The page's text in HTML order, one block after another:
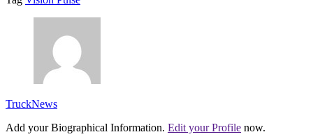
TruckNews
Add your Biographical Information. Edit your Profile now.